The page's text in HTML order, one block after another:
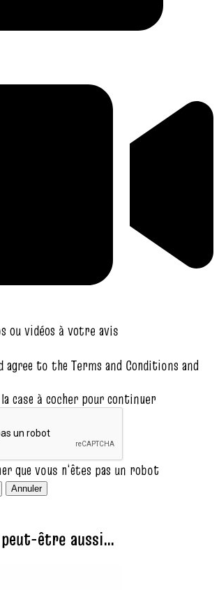
ou vidéos à votre avis
agree to the Terms and Conditions and
case à cocher pour continuer
que vous n‘êtes pas un robot
Annuler
peut-être aussi…